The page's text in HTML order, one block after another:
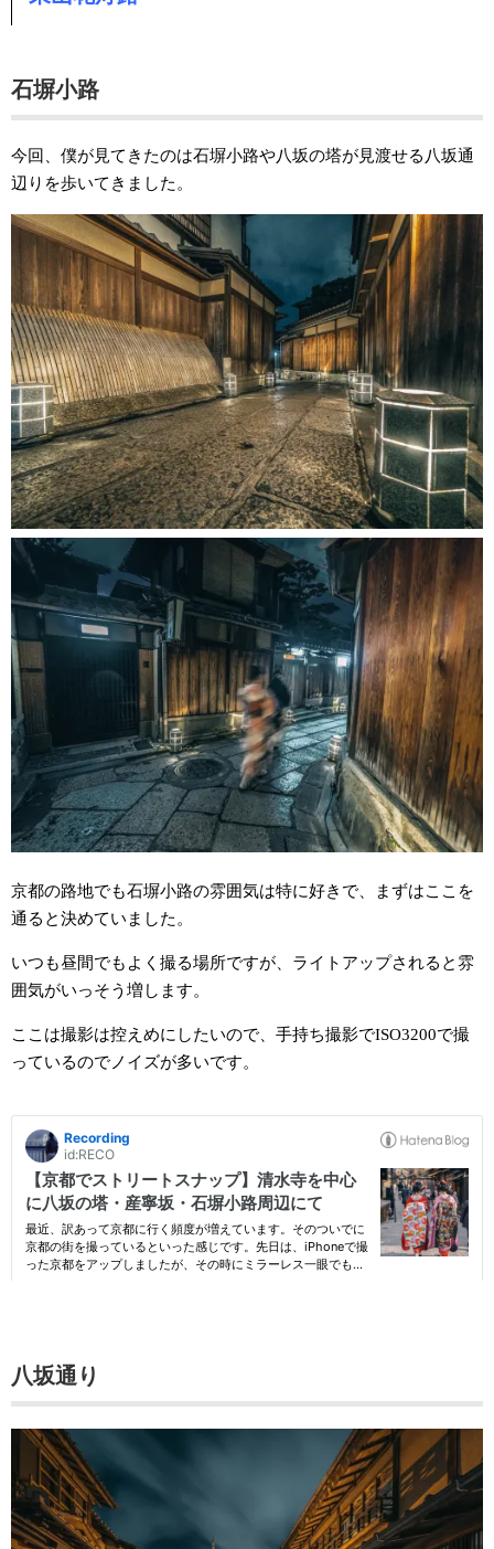
石塀小路
今回、僕が見てきたのは石塀小路や八坂の塔が見渡せる八坂通
辺りを歩いてきました。
京都の路地でも石塀小路の雰囲気は特に好きで、まずはここを
通ると決めていました。
いつも昼間でもよく撮る場所ですが、ライトアップされると雰
囲気がいっそう増します。
ここは撮影は控えめにしたいので、手持ち撮影でISO3200で撮
っているのでノイズが多いです。
八坂通り